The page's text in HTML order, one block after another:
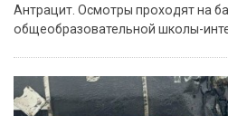
Антрацит. Осмотры проходят на
общеобразовательной школы-